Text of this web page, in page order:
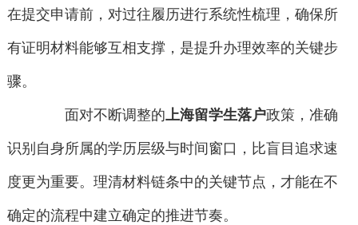
在提交申请前，对过往履历进行系统性梳理，确保所
有证明材料能够互相支撑，是提升办理效率的关键步
骤。
面对不断调整的上海留学生落户政策，准确
识别自身所属的学历层级与时间窗口，比盲目追求速
度更为重要。理清材料链条中的关键节点，才能在不
确定的流程中建立确定的推进节奏。